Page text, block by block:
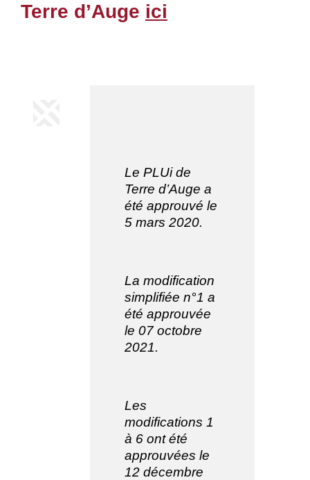
Terre d’Auge ici
Le PLUi de
Terre d’Auge a
été approuvé le
5 mars 2020.
La modification
simplifiée n°1 a
été approuvée
le 07 octobre
2021.
Les
modifications 1
à 6 ont été
approuvées le
12 décembre